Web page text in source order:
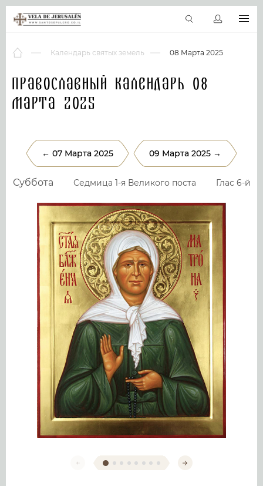
Виртуальные туры
RU
Календарь святых земель 08 Марта 2025
Православный календарь 08
Марта 2025
← 07 Марта 2025 09 Марта 2025 →
Суббота Седмица 1-я Великого поста Глас 6-й